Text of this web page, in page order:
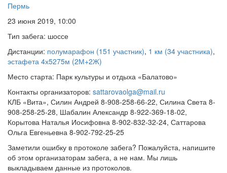
Пермь
23 июня 2019, 10:00
Тип забега: шоссе
Дистанции: полумарафон (151 участник), 1 км (34 участника),
эстафета 4х5275м (2М+2Ж)
Место старта: Парк культуры и отдыха «Балатово»
Контакты организаторов: sattarovaolga@mail.ru
КЛБ «Вита», Силин Андрей 8-908-258-66-22, Силина Света 8-
908-258-25-28, Шабалин Александр 8-922-369-18-02,
Корытова Наталья Иосифовна 8-902-832-32-24, Саттарова
Ольга Евгеньевна 8-902-792-25-25
Заметили ошибку в протоколе забега? Пожалуйста, напишите
об этом организаторам забега, а не нам. Мы лишь
выкладываем данные из протоколов.